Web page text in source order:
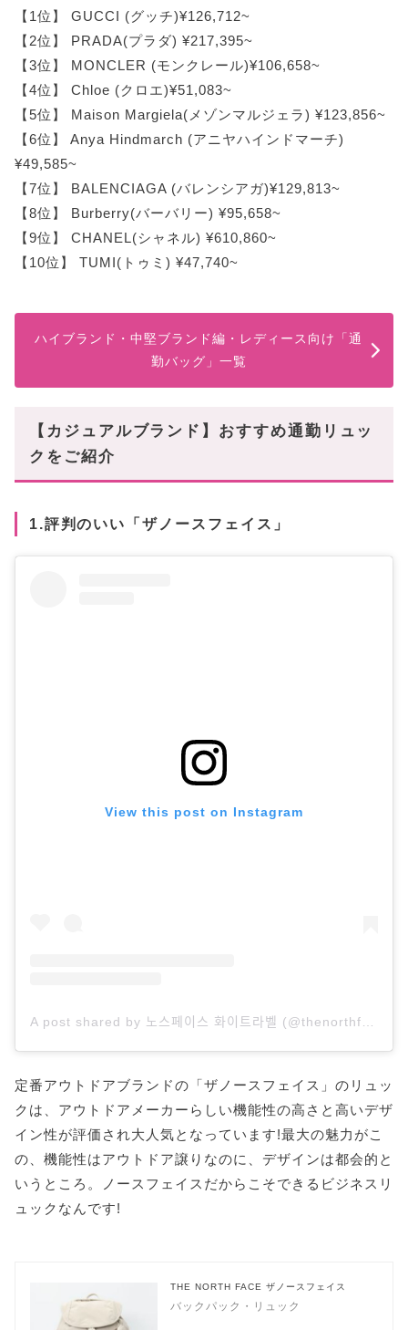
【1位】 GUCCI (グッチ)¥126,712~
【2位】 PRADA(プラダ) ¥217,395~
【3位】 MONCLER (モンクレール)¥106,658~
【4位】 Chloe (クロエ)¥51,083~
【5位】 Maison Margiela(メゾンマルジェラ) ¥123,856~
【6位】 Anya Hindmarch (アニヤハインドマーチ)
¥49,585~
【7位】 BALENCIAGA (バレンシアガ)¥129,813~
【8位】 Burberry(バーバリー) ¥95,658~
【9位】 CHANEL(シャネル) ¥610,860~
【10位】 TUMI(トゥミ) ¥47,740~
ハイブランド・中堅ブランド編・レディース向け「通
勤バッグ」一覧
【カジュアルブランド】おすすめ通勤リュッ
クをご紹介
1.評判のいい「ザノースフェイス」
View this post on Instagram
A post shared by 노스페이스 화이트라벨 (@thenorthface_whitelabel)
定番アウトドアブランドの「ザノースフェイス」のリュッ
クは、アウトドアメーカーらしい機能性の高さと高いデザ
イン性が評価され大人気となっています!最大の魅力がこ
の、機能性はアウトドア譲りなのに、デザインは都会的と
いうところ。ノースフェイスだからこそできるビジネスリ
ュックなんです!
THE NORTH FACE ザノースフェイス
バックパック・リュック